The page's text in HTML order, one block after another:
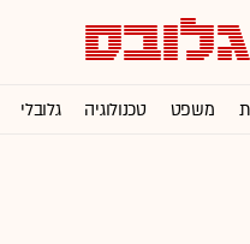
משפט טכנולוגיה גלובלי